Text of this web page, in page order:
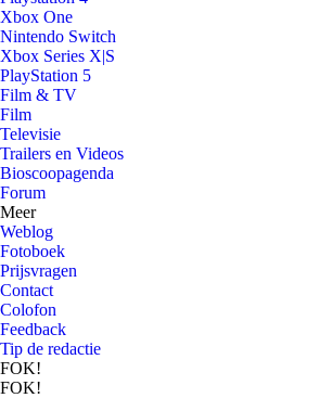
Xbox One
Nintendo Switch
Xbox Series X|S
PlayStation 5
Film & TV
Film
Televisie
Trailers en Videos
Bioscoopagenda
Forum
Meer
Weblog
Fotoboek
Prijsvragen
Contact
Colofon
Feedback
Tip de redactie
FOK!
FOK!